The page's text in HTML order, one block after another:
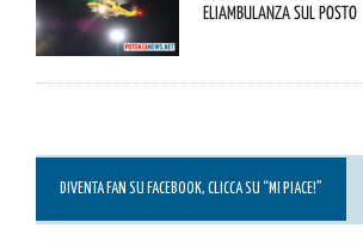
Eliambulanza sul posto
DIVENTA FAN SU FACEBOOK, CLICCA SU “MI PIACE!”